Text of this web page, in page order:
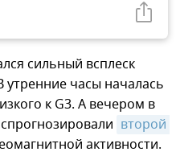
сильный всплеск
утренние часы началась
к G3. А вечером в
второй
активности.